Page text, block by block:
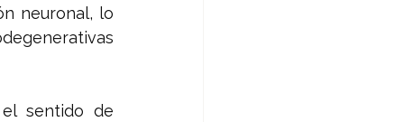
neuronal, lo
sentido de